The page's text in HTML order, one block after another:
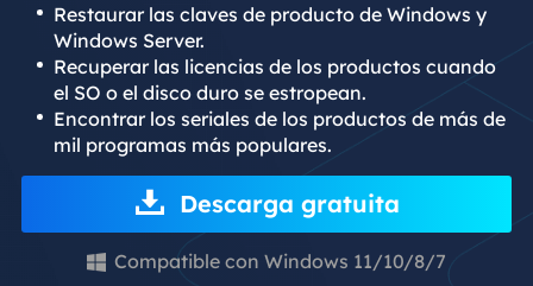
Restaurar las claves de producto de Windows y
Windows Server.
Recuperar las licencias de los productos cuando
el SO o el disco duro se estropean.
Encontrar los seriales de los productos de más de
mil programas más populares.
Descarga gratuita
 Compatible con Windows 11/10/8/7